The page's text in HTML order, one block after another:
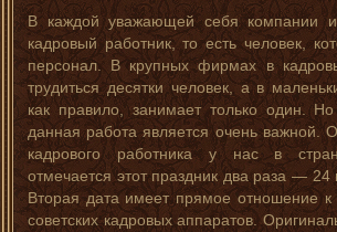
В каждой уважающей себя компании
кадровый работник, то есть человек,
персонал. В крупных фирмах в
трудиться десятки человек, а в
как правило, занимает только один.
данная работа является очень важной.
кадрового работника у нас в
отмечается этот праздник два раза —
Вторая дата имеет прямое отношение
советских кадровых аппаратов.